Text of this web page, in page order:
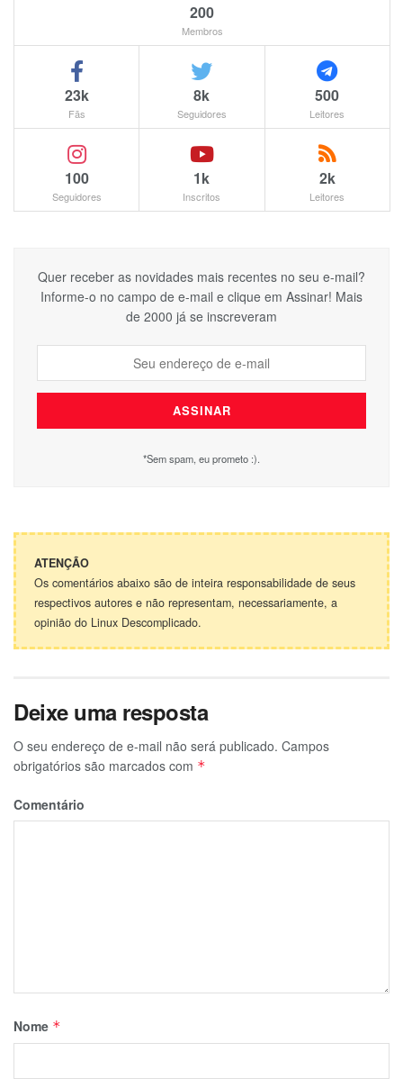
200
Membros
23k
Fãs
8k
Seguidores
500
Leitores
100
Seguidores
1k
Inscritos
2k
Leitores
Quer receber as novidades mais recentes no seu e-mail?
Informe-o no campo de e-mail e clique em Assinar! Mais
de 2000 já se inscreveram
*Sem spam, eu prometo :).
ATENÇÃO
Os comentários abaixo são de inteira responsabilidade de seus
respectivos autores e não representam, necessariamente, a
opinião do Linux Descomplicado.
Deixe uma resposta
O seu endereço de e-mail não será publicado. Campos
obrigatórios são marcados com *
Comentário
Nome *